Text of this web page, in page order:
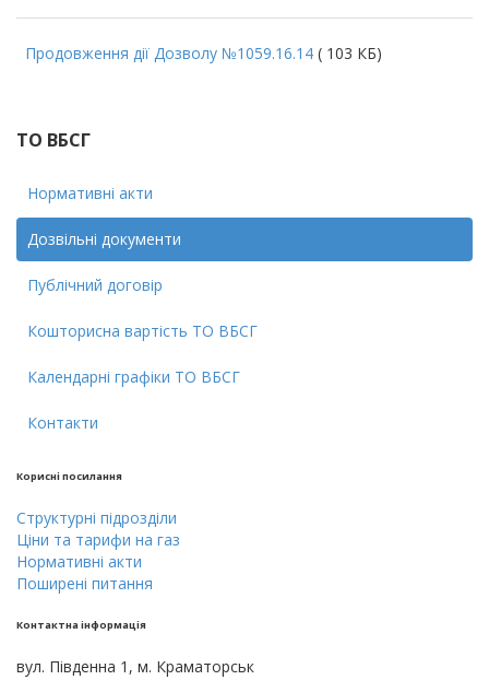
Продовження дії Дозволу №1059.16.14 ( 103 КБ)
ТО ВБСГ
Нормативні акти
Дозвільні документи
Публічний договір
Кошторисна вартість ТО ВБСГ
Календарні графіки ТО ВБСГ
Контакти
Кориснi посилання
Cтруктурнi пiдроздiли
Цiни тa тарифи на газ
Нормативні акти
Поширені питання
Контактна інформація
вул. Південна 1, м. Краматорськ